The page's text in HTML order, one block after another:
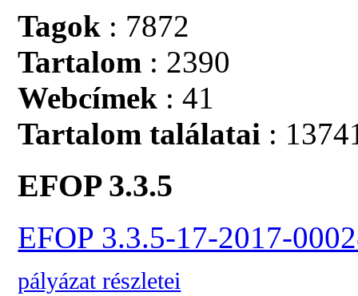
Tagok : 7872
Tartalom : 2390
Webcímek : 41
Tartalom találatai :
EFOP 3.3.5
EFOP 3.3.5-17-2017-
pályázat részletei